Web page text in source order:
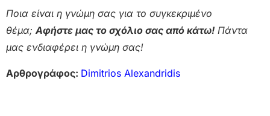
Ποια είναι η γνώμη σας για το συγκεκριμένο
θέμα;Αφήστε μας το σχόλιο σας από κάτω! Πάντα
μας ενδιαφέρει η γνώμη σας!
Αρθρογράφος: Dimitrios Alexandridis